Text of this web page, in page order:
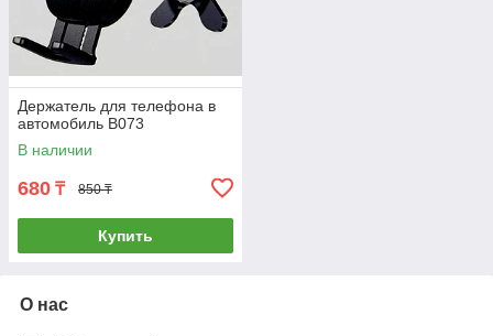
Держатель для телефона в
автомобиль B073
В наличии
680 ₸ 850 ₸
Купить
О нас